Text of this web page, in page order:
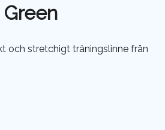
Green
och stretchigt träningslinne från